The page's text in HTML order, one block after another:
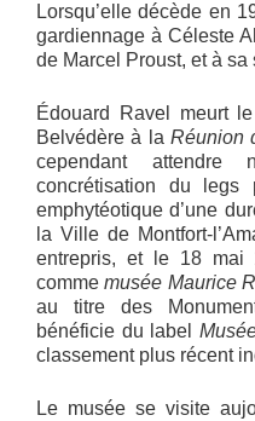
Lorsqu’elle décède en
gardiennage à Céleste
de Marcel Proust, et à
Édouard Ravel meurt
Belvédère à la Réunion
cependant attendre
concrétisation du legs
emphytéotique d’une
la Ville de Montfort-
entrepris, et le 18 mai
commemusée Maurice
au titre des
bénéficie du label
classement plus récent
Le musée se visite